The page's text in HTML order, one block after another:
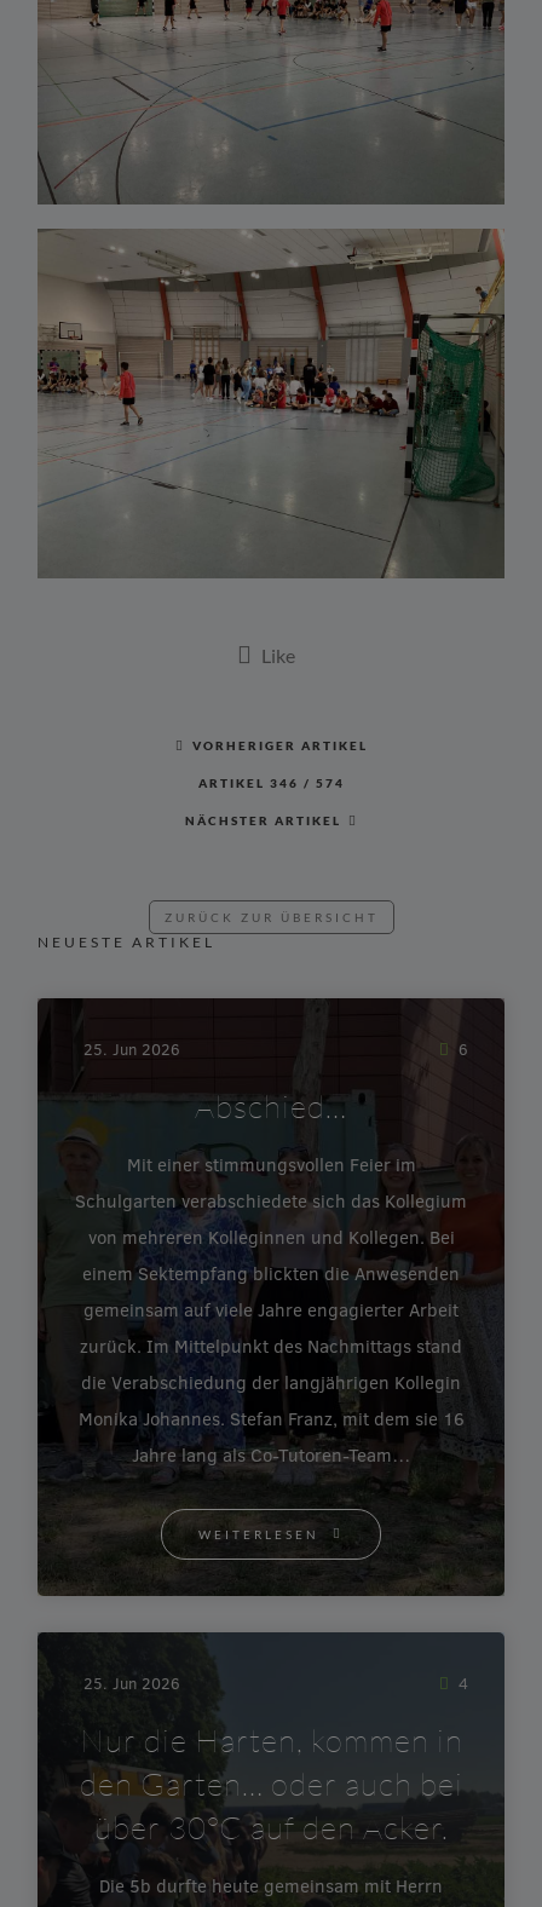
VORHERIGER ARTIKEL
ARTIKEL 346 / 574
NÄCHSTER ARTIKEL
ZURÜCK ZUR ÜBERSICHT
NEUESTE ARTIKEL
25. Jun 2026 6
Abschied…
Mit einer stimmungsvollen Feier im
Schulgarten verabschiedete sich das Kollegium
von mehreren Kolleginnen und Kollegen. Bei
einem Sektempfang blickten die Anwesenden
gemeinsam auf viele Jahre engagierter Arbeit
zurück. Im Mittelpunkt des Nachmittags stand
die Verabschiedung der langjährigen Kollegin
Monika Johannes. Stefan Franz, mit dem sie 16
Jahre lang als Co-Tutoren-Team…
WEITERLESEN
25. Jun 2026 4
Nur die Harten, kommen in
den Garten… oder auch bei
über 30°C auf den Acker.
Die 5b durfte heute gemeinsam mit Herrn